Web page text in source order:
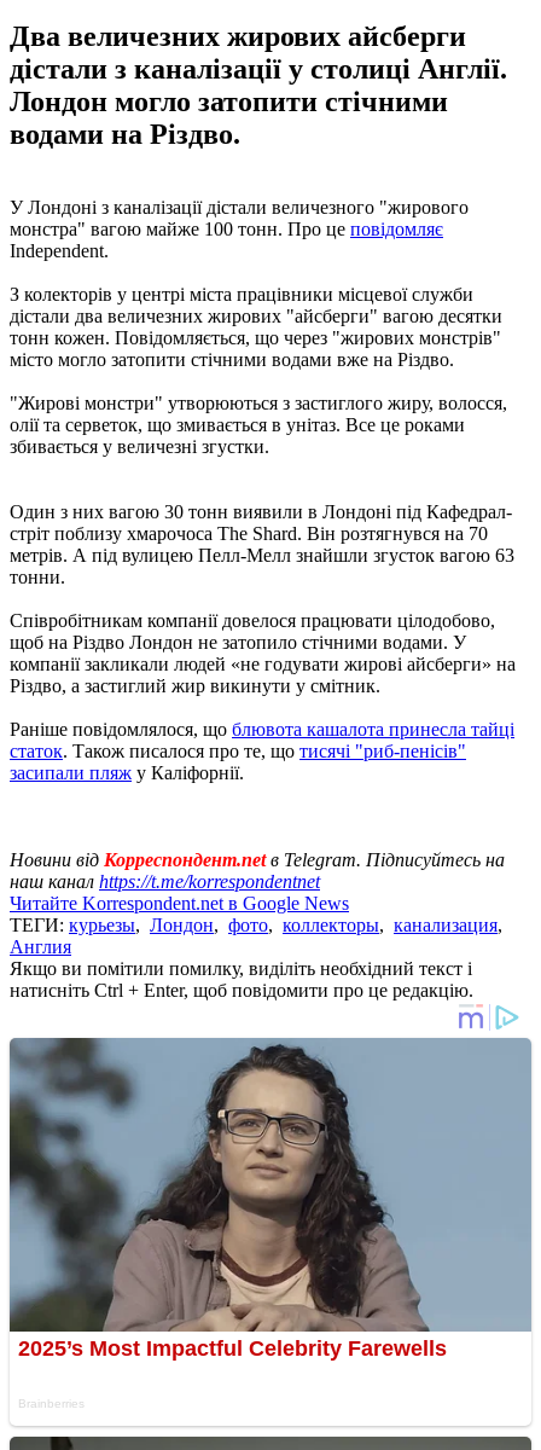
Два величезних жирових айсберги
дістали з каналізації у столиці Англії.
Лондон могло затопити стічними
водами на Різдво.
У Лондоні з каналізації дістали величезного "жирового
монстра" вагою майже 100 тонн. Про це повідомляє
Independent.
З колекторів у центрі міста працівники місцевої служби
дістали два величезних жирових "айсберги" вагою десятки
тонн кожен. Повідомляється, що через "жирових монстрів"
місто могло затопити стічними водами вже на Різдво.
"Жирові монстри" утворюються з застиглого жиру, волосся,
олії та серветок, що змивається в унітаз. Все це роками
збивається у величезні згустки.
Один з них вагою 30 тонн виявили в Лондоні під Кафедрал-
стріт поблизу хмарочоса The Shard. Він розтягнувся на 70
метрів. А під вулицею Пелл-Мелл знайшли згусток вагою 63
тонни.
Співробітникам компанії довелося працювати цілодобово,
щоб на Різдво Лондон не затопило стічними водами. У
компанії закликали людей «не годувати жирові айсберги» на
Різдво, а застиглий жир викинути у смітник.
Раніше повідомлялося, що блювота кашалота принесла тайці
статок. Також писалося про те, що тисячі "риб-пенісів"
засипали пляж у Каліфорнії.
Новини від Корреспондент.netв Telegram. Підписуйтесь на
наш канал https://t.me/korrespondentnet
Читайте Korrespondent.net в Google News
ТЕГИ: курьезы, Лондон, фото, коллекторы, канализация,
Англия
Якщо ви помітили помилку, виділіть необхідний текст і
натисніть Ctrl + Enter, щоб повідомити про це редакцію.